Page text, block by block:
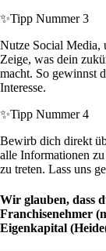
✨Tipp Nummer 3
Nutze Social Media,
Zeige, was dein
macht. So gewinnst
Interesse.
✨Tipp Nummer 4
Bewirb dich direkt
alle Informationen
zu treten. Lass uns
Wir glauben, dass
Franchisenehmer
Eigenkapital